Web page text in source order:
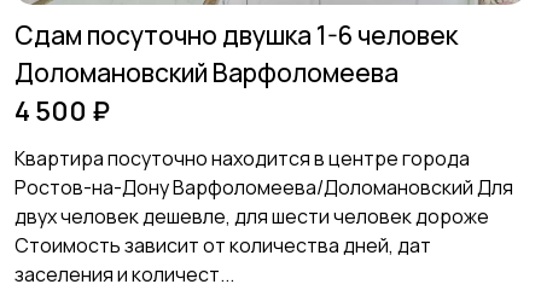
Сдам посуточно двушка 1-6 человек
Доломановский Варфоломеева
4 500 ₽
Квартира посуточно находится в центре города
Ростов-на-Дону Варфоломеева/Доломановский Для
двух человек дешевле, для шести человек дороже
Стоимость зависит от количества дней, дат
заселения и количест...